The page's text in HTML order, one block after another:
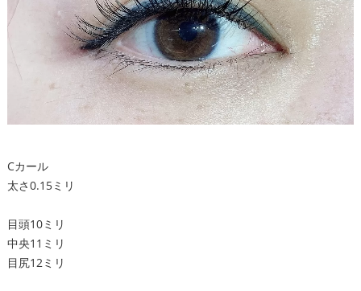
Cカール
太さ0.15ミリ
目頭10ミリ
中央11ミリ
目尻12ミリ